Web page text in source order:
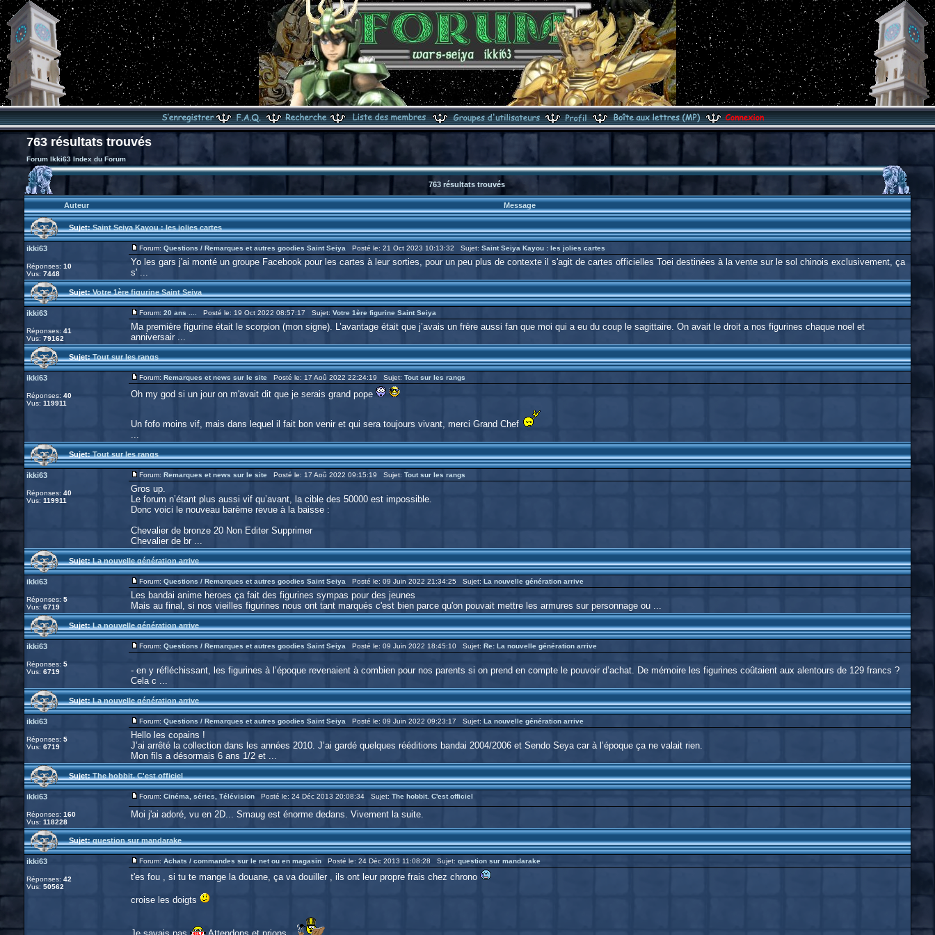
763 résultats trouvés
Forum Ikki63 Index du Forum
763 résultats trouvés
Auteur Message
Sujet:Saint Seiya Kayou : les jolies cartes
ikki63
Réponses: 10
Vus: 7448
Forum: Questions / Remarques et autres goodies Saint Seiya Posté le: 21 Oct 2023 10:13:32 Sujet: Saint Seiya Kayou : les jolies cartes
Yo les gars j'ai monté un groupe Facebook pour les cartes à leur sorties, pour un peu plus de contexte il s'agit de cartes officielles Toei destinées à la vente sur le sol chinois exclusivement, ça
s' ...
Sujet:Votre 1ère figurine Saint Seiya
ikki63
Réponses: 41
Vus: 79162
Forum: 20 ans .... Posté le: 19 Oct 2022 08:57:17 Sujet: Votre 1ère figurine Saint Seiya
Ma première figurine était le scorpion (mon signe). L’avantage était que j’avais un frère aussi fan que moi qui a eu du coup le sagittaire. On avait le droit a nos figurines chaque noel et
anniversair ...
Sujet:Tout sur les rangs
ikki63
Réponses: 40
Vus: 119911
Forum: Remarques et news sur le site Posté le: 17 Aoû 2022 22:24:19 Sujet: Tout sur les rangs
Oh my god si un jour on m'avait dit que je serais grand pope
Un fofo moins vif, mais dans lequel il fait bon venir et qui sera toujours vivant, merci Grand Chef
...
Sujet:Tout sur les rangs
ikki63
Réponses: 40
Vus: 119911
Forum: Remarques et news sur le site Posté le: 17 Aoû 2022 09:15:19 Sujet: Tout sur les rangs
Gros up.
Le forum n’étant plus aussi vif qu’avant, la cible des 50000 est impossible.
Donc voici le nouveau barème revue à la baisse :
Chevalier de bronze 20 Non Editer Supprimer
Chevalier de br ...
Sujet:La nouvelle génération arrive
ikki63
Réponses: 5
Vus: 6719
Forum: Questions / Remarques et autres goodies Saint Seiya Posté le: 09 Juin 2022 21:34:25 Sujet: La nouvelle génération arrive
Les bandai anime heroes ça fait des figurines sympas pour des jeunes
Mais au final, si nos vieilles figurines nous ont tant marqués c'est bien parce qu'on pouvait mettre les armures sur personnage ou ...
Sujet:La nouvelle génération arrive
ikki63
Réponses: 5
Vus: 6719
Forum: Questions / Remarques et autres goodies Saint Seiya Posté le: 09 Juin 2022 18:45:10 Sujet: Re: La nouvelle génération arrive
- en y réfléchissant, les figurines à l’époque revenaient à combien pour nos parents si on prend en compte le pouvoir d’achat. De mémoire les figurines coûtaient aux alentours de 129 francs ?
Cela c ...
Sujet:La nouvelle génération arrive
ikki63
Réponses: 5
Vus: 6719
Forum: Questions / Remarques et autres goodies Saint Seiya Posté le: 09 Juin 2022 09:23:17 Sujet: La nouvelle génération arrive
Hello les copains !
J’ai arrêté la collection dans les années 2010. J’ai gardé quelques rééditions bandai 2004/2006 et Sendo Seya car à l’époque ça ne valait rien.
Mon fils a désormais 6 ans 1/2 et ...
Sujet:The hobbit. C'est officiel
ikki63
Réponses: 160
Vus: 118228
Forum: Cinéma, séries, Télévision Posté le: 24 Déc 2013 20:08:34 Sujet: The hobbit. C'est officiel
Moi j'ai adoré, vu en 2D... Smaug est énorme dedans. Vivement la suite.
Sujet:question sur mandarake
ikki63
Réponses: 42
Vus: 50562
Forum: Achats / commandes sur le net ou en magasin Posté le: 24 Déc 2013 11:08:28 Sujet: question sur mandarake
t'es fou , si tu te mange la douane, ça va douiller , ils ont leur propre frais chez chrono
croise les doigts